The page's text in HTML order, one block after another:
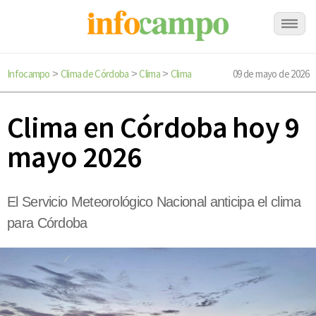
Infocampo > Clima de Córdoba >Clima> Clima 09 de mayo de 2026
Clima en Córdoba hoy 9
mayo 2026
El Servicio Meteorológico Nacional anticipa el clima
para Córdoba